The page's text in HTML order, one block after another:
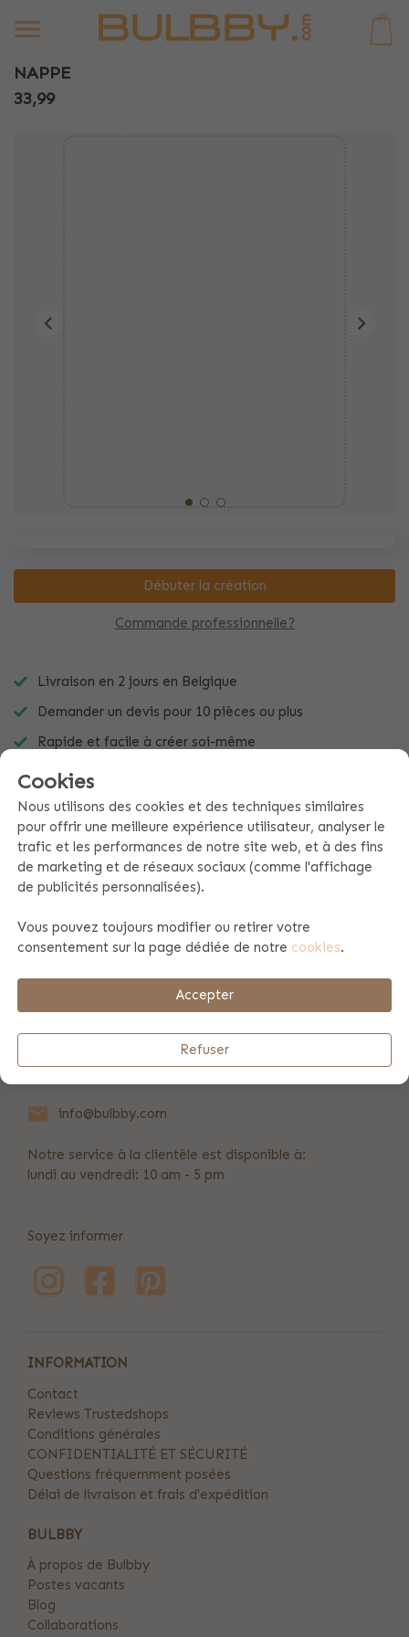
NAPPE
33,99
Commande professionnelle?
Débuter la création
Livraison en 2 jours en Belgique
Demander un devis pour 10 pièces ou plus
Rapide et facile à créer soi-même
Spécificités du produit
Information du produit
info@bulbby.com
Notre service à la clientèle est disponible à:
lundi au vendredi: 10 am - 5 pm
Soyez informer
INFORMATION
Contact
Reviews Trustedshops
Conditions générales
CONFIDENTIALITÉ ET SÉCURITÉ
Questions fréquemment posées
Délai de livraison et frais d'expédition
BULBBY
À propos de Bulbby
Postes vacants
Blog
Collaborations
Cookies
Nous utilisons des cookies et des techniques similaires
pour offrir une meilleure expérience utilisateur, analyser le
trafic et les performances de notre site web, et à des fins
de marketing et de réseaux sociaux (comme l'affichage
de publicités personnalisées).
Vous pouvez toujours modifier ou retirer votre
consentement sur la page dédiée de notre cookies.
Accepter
Refuser